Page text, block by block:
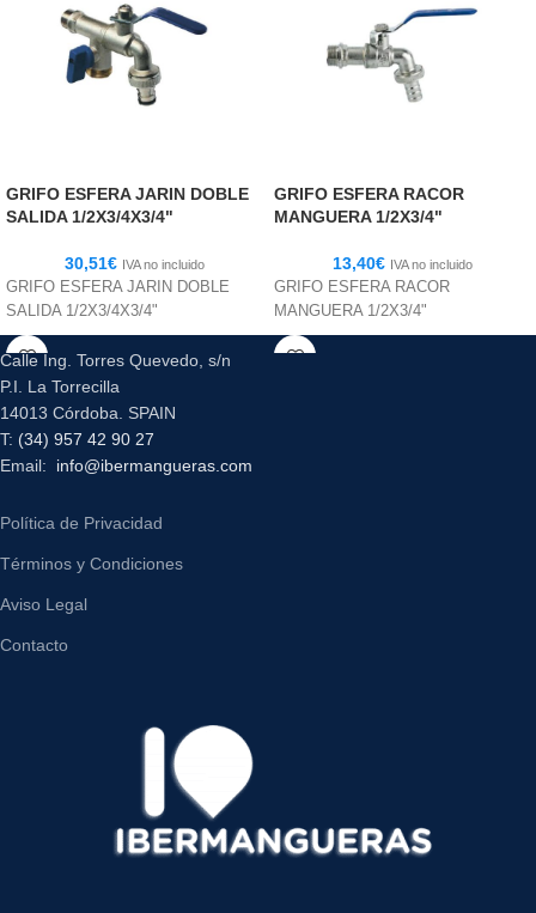
GRIFO ESFERA JARIN DOBLE
SALIDA 1/2X3/4X3/4"
30,51€ IVA no incluido
GRIFO ESFERA JARIN DOBLE
SALIDA 1/2X3/4X3/4"
GRIFO ESFERA RACOR
MANGUERA 1/2X3/4"
13,40€ IVA no incluido
GRIFO ESFERA RACOR
MANGUERA 1/2X3/4"
Calle Ing. Torres Quevedo, s/n
P.I. La Torrecilla
14013 Córdoba. SPAIN
T: (34) 957 42 90 27
Email: info@ibermangueras.com
Política de Privacidad
Términos y Condiciones
Aviso Legal
Contacto